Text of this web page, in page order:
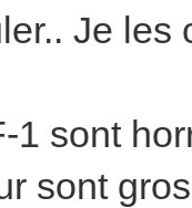
Je les
1 sont
sont